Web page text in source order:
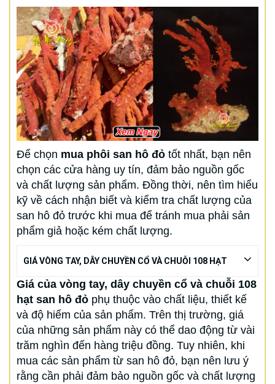
Để chọn mua phôi san hô đỏ tốt nhất, bạn nên
chọn các cửa hàng uy tín, đảm bảo nguồn gốc
và chất lượng sản phẩm. Đồng thời, nên tìm hiểu
kỹ về cách nhận biết và kiểm tra chất lượng của
san hô đỏ trước khi mua để tránh mua phải sản
phẩm giả hoặc kém chất lượng.
GIÁ VÒNG TAY, DÂY CHUYỀN CỔ VÀ CHUỖI 108 HẠT
Giá của vòng tay, dây chuyền cổ và chuỗi 108
hạt san hô đỏ phụ thuộc vào chất liệu, thiết kế
và độ hiếm của sản phẩm. Trên thị trường, giá
của những sản phẩm này có thể dao động từ vài
trăm nghìn đến hàng triệu đồng. Tuy nhiên, khi
mua các sản phẩm từ san hô đỏ, bạn nên lưu ý
rằng cần phải đảm bảo nguồn gốc và chất lượng